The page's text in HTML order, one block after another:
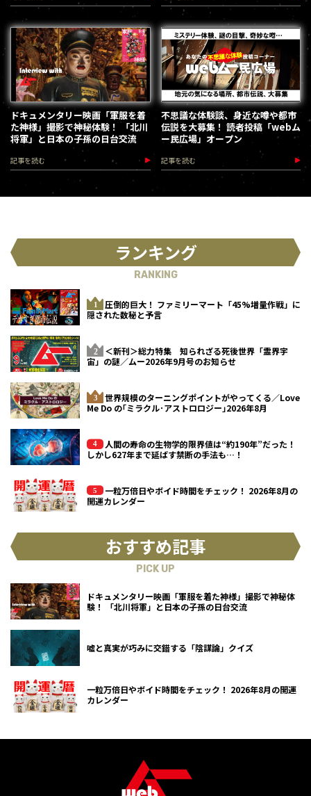
ドキュメンタリー映画「軍服を着
た神様」撮影で神秘体験！ 「北川
将軍」と日本の子孫の日台交流
記事を読む
不思議な体験談、身近な噂や都市
伝説を大募集！ 読者投稿「webム
ー民広場」オープン
記事を読む
ランキング
RANKING
圧倒的巨大！ ファミリーマート「45%増量作戦」に
隠された数秘と予言
＜新刊＞総力特集 知られざる死後世界「霊界宇
宙」の謎／ムー2026年9月号のお知らせ
世界規模のターニングポイントがやってくる／Love
Me Do の｢ミラクル･アストロロジー｣2026年8月
人間の寿命の生物学的限界値は“約190年”だった！
しかし627年まで延ばす禁断の手法も…！
一粒万倍日やボイド時間をチェック！ 2026年8月の
開運カレンダー
おすすめ記事
PICK UP
ドキュメンタリー映画「軍服を着た神様」撮影で神秘体
験！ 「北川将軍」と日本の子孫の日台交流
嘘と真実が巧みに交錯する「陰謀論」クイズ
一粒万倍日やボイド時間をチェック！ 2026年8月の開運
カレンダー